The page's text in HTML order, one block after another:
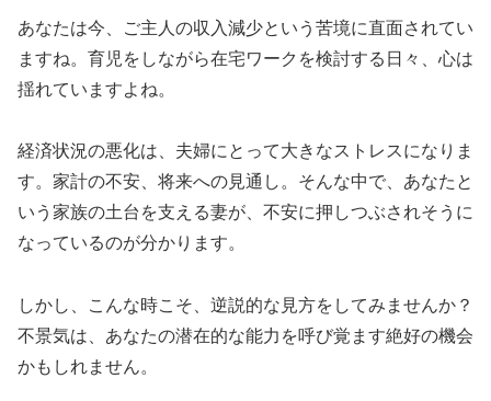
あなたは今、ご主人の収入減少という苦境に直面されてい
ますね。育児をしながら在宅ワークを検討する日々、心は
揺れていますよね。
経済状況の悪化は、夫婦にとって大きなストレスになりま
す。家計の不安、将来への見通し。そんな中で、あなたと
いう家族の土台を支える妻が、不安に押しつぶされそうに
なっているのが分かります。
しかし、こんな時こそ、逆説的な見方をしてみませんか？
不景気は、あなたの潜在的な能力を呼び覚ます絶好の機会
かもしれません。